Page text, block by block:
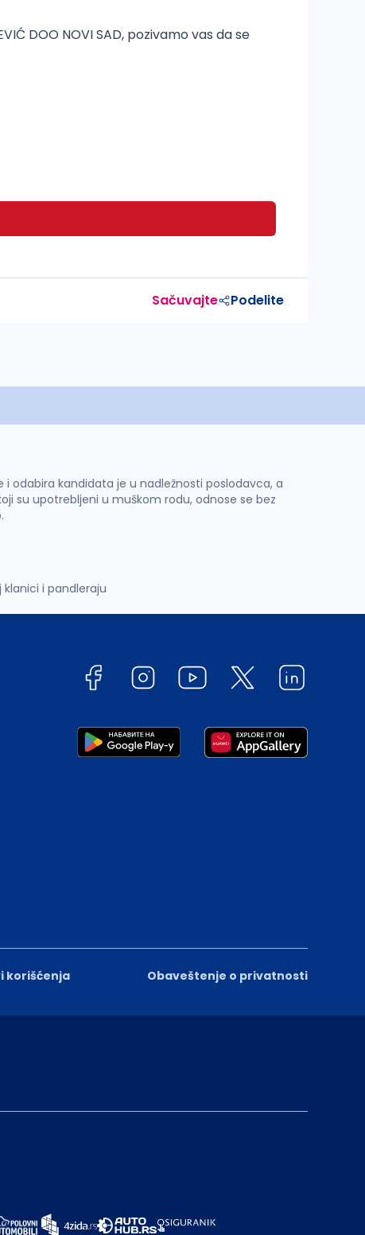
DOO NOVI SAD, pozivamo vas da se
Sačuvajte Podelite
odabira kandidata je u nadležnosti poslodavca, a
su upotrebljeni u muškom rodu, odnose se bez
i pandleraju
korišćenja Obaveštenje o privatnosti